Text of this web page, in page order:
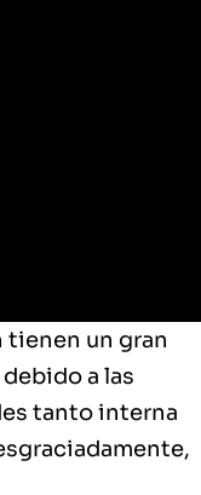
tienen un gran
a las
tanto interna